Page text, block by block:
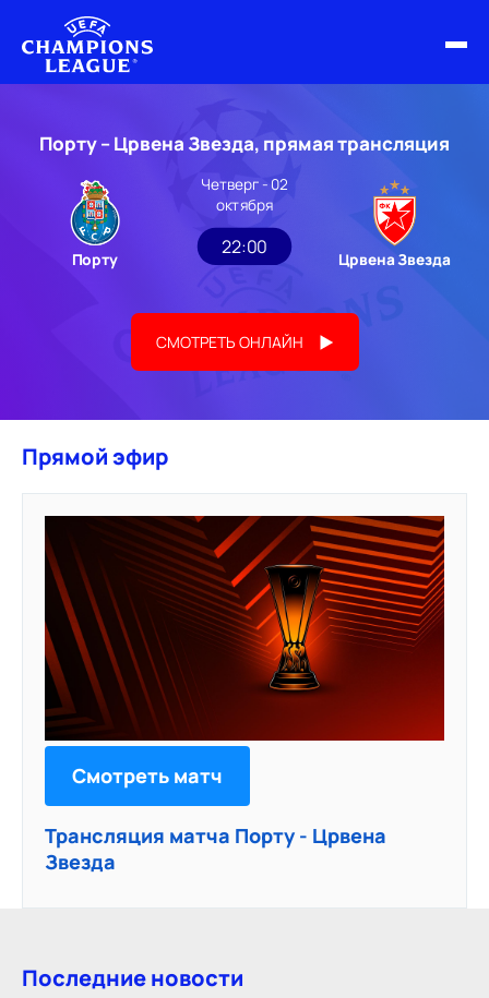
ОБЗОРЫ ЛЧ УЕФА
НОВОСТИ
РАСПИСАНИЕ
Порту – Црвена Звезда, прямая трансляция
Порту
Четверг - 02
октября
22:00
Црвена Звезда
СМОТРЕТЬ ОНЛАЙН
Прямой эфир
Смотреть матч
Трансляция матча Порту - Црвена
Звезда
Последние новости